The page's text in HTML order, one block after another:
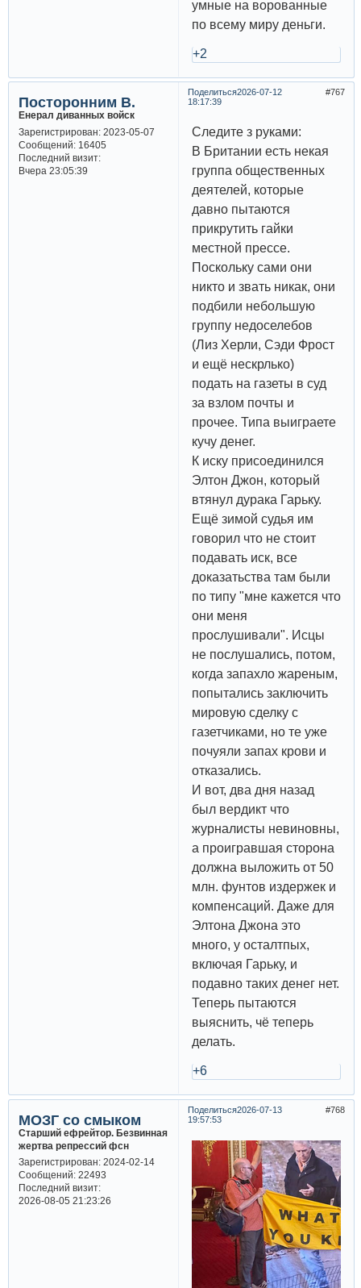
умные на ворованные
по всему миру деньги.
+2
Поделиться 767
2026-07-12
18:17:39
Посторонним В.
Енерал диванных войск
Зарегистрирован: 2023-05-07
Сообщений:16405
Последний визит:
Вчера 23:05:39
Следите з руками:
В Британии есть некая
группа общественных
деятелей, которые
давно пытаются
прикрутить гайки
местной прессе.
Поскольку сами они
никто и звать никак, они
подбили небольшую
группу недоселебов
(Лиз Херли, Сэди Фрост
и ещё нескрлько)
подать на газеты в суд
за взлом почты и
прочее. Типа выиграете
кучу денег.
К иску присоединился
Элтон Джон, который
втянул дурака Гарьку.
Ещё зимой судья им
говорил что не стоит
подавать иск, все
доказатьства там были
по типу "мне кажется что
они меня
прослушивали". Исцы
не послушались, потом,
когда запахло жареным,
попытались заключить
мировую сделку с
газетчиками, но те уже
почуяли запах крови и
отказались.
И вот, два дня назад
был вердикт что
журналисты невиновны,
а проигравшая сторона
должна выложить от 50
млн. фунтов издержек и
компенсаций. Даже для
Элтона Джона это
много, у осталтпых,
включая Гарьку, и
подавно таких денег нет.
Теперь пытаются
выяснить, чё теперь
делать.
+6
Поделиться 768
2026-07-13
19:57:53
МОЗГ со смыком
Старший ефрейтор. Безвинная
жертва репрессий фсн
Зарегистрирован: 2024-02-14
Сообщений:22493
Последний визит:
2026-08-05 21:23:26